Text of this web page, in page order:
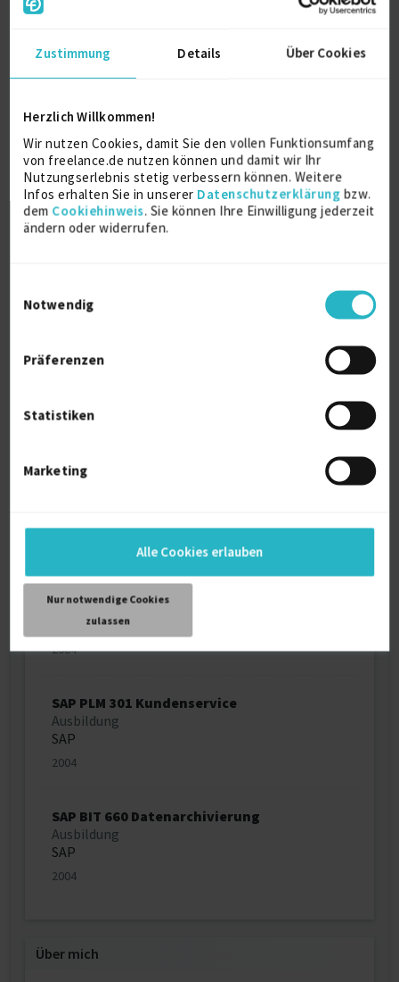
Zustimmung Details Über Cookies
Herzlich Willkommen!
Wir nutzen Cookies, damit Sie den vollen Funktionsumfang
von freelance.de nutzen können und damit wir Ihr
Nutzungserlebnis stetig verbessern können. Weitere
Infos erhalten Sie in unserer Datenschutzerklärung bzw.
dem Cookiehinweis. Sie können Ihre Einwilligung jederzeit
ändern oder widerrufen.
Notwendig
Präferenzen
Statistiken
Marketing
Alle Cookies erlauben
Nur notwendige Cookies
zulassen
Ausbildung
SAP DBW73 Delta BW 7.0 to BW 7.3
Ausbildung
Ausbildung
SAP BIT670 Datenarchivierung -
Programmierung
Ausbildung
2004
SAP PLM 301 Kundenservice
Ausbildung
SAP
2004
SAP BIT 660 Datenarchivierung
Ausbildung
SAP
2004
Über mich